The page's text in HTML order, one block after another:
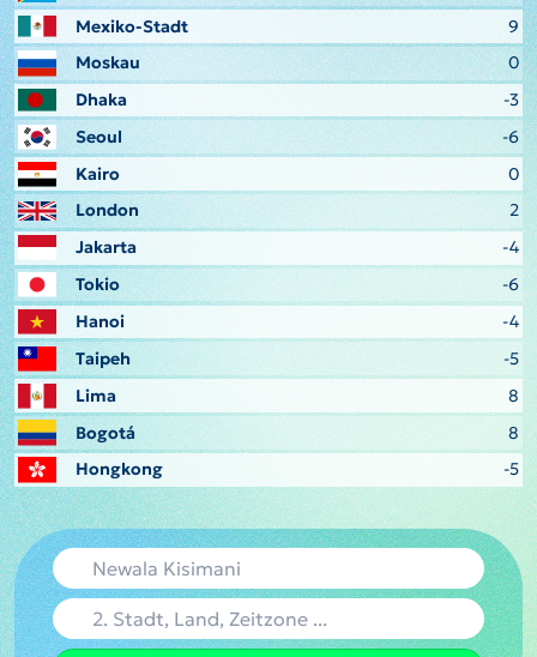
Mexiko-Stadt
9
Moskau
0
Dhaka
-3
Seoul
-6
Kairo
0
London
2
Jakarta
-4
Tokio
-6
Hanoi
-4
Taipeh
-5
Lima
8
Bogotá
8
Hongkong
-5